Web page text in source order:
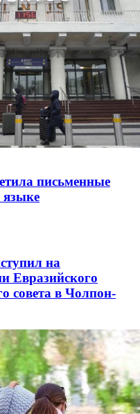
письменные
языке
на
Евразийского
совета в Чолпон-